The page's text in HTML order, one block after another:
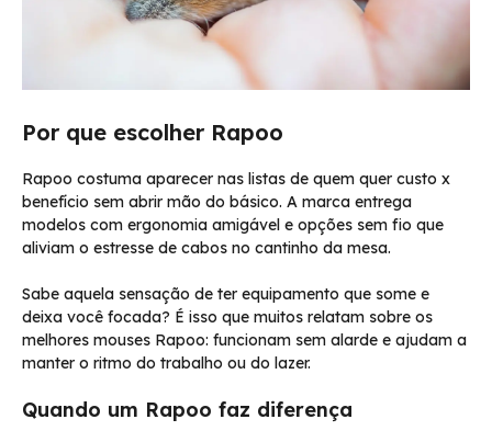
Por que escolher Rapoo
Rapoo costuma aparecer nas listas de quem quer custo x
benefício sem abrir mão do básico. A marca entrega
modelos com ergonomia amigável e opções sem fio que
aliviam o estresse de cabos no cantinho da mesa.
Sabe aquela sensação de ter equipamento que some e
deixa você focada? É isso que muitos relatam sobre os
melhores mouses Rapoo: funcionam sem alarde e ajudam a
manter o ritmo do trabalho ou do lazer.
Quando um Rapoo faz diferença